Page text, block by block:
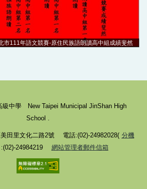
市111年語文競賽-原住民族語朗讀高中組成績斐然
級中學 New Taipei Municipal JinShan High
School .
美田里文化二路2號 電話:(02)-24982028( 分機
24984219 網站管理者郵件信箱